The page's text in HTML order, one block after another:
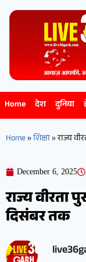
Home देश दुनिया
Home»शिक्षा»राज्य
December 6, 2025
राज्य
दिसंबर तक